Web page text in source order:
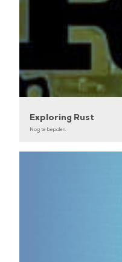
Exploring Rust
Nog te bepalen.